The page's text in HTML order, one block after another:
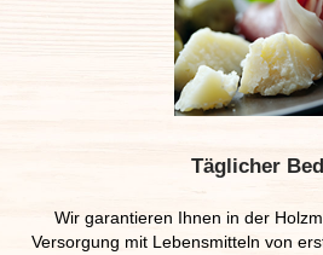
Täglicher
Wir garantieren Ihnen in der
Versorgung mit Lebensmitteln von